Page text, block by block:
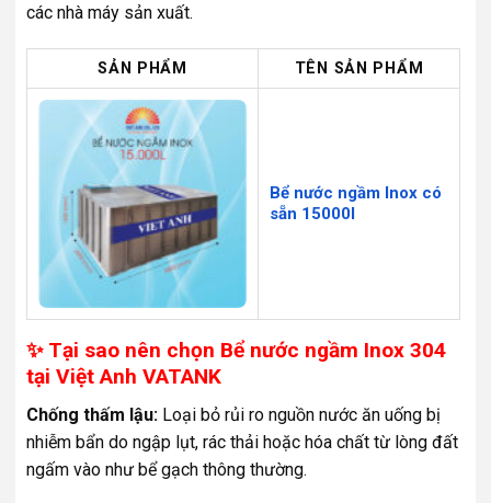
các nhà máy sản xuất.
SẢN PHẨM TÊN SẢN PHẨM
Bể nước ngầm Inox có
sẵn 15000l
✨ Tại sao nên chọn Bể nước ngầm Inox 304
tại Việt Anh VATANK
Chống thấm lậu: Loại bỏ rủi ro nguồn nước ăn uống bị
nhiễm bẩn do ngập lụt, rác thải hoặc hóa chất từ lòng đất
ngấm vào như bể gạch thông thường.